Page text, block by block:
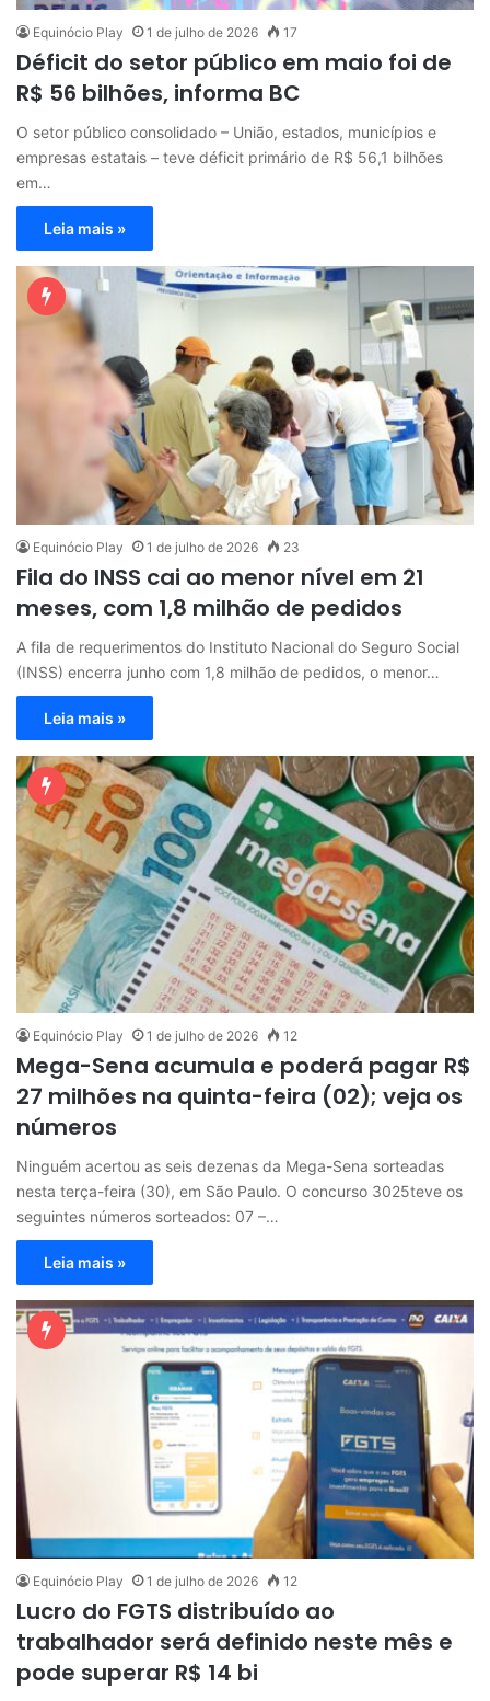
Equinócio Play 1 de julho de 2026 17
Déficit do setor público em maio foi de
R$ 56 bilhões, informa BC
O setor público consolidado – União, estados, municípios e
empresas estatais – teve déficit primário de R$ 56,1 bilhões
em…
Leia mais »
Equinócio Play 1 de julho de 2026 23
Fila do INSS cai ao menor nível em 21
meses, com 1,8 milhão de pedidos
A fila de requerimentos do Instituto Nacional do Seguro Social
(INSS) encerra junho com 1,8 milhão de pedidos, o menor…
Leia mais »
Equinócio Play 1 de julho de 2026 12
Mega-Sena acumula e poderá pagar R$
27 milhões na quinta-feira (02); veja os
números
Ninguém acertou as seis dezenas da Mega-Sena sorteadas
nesta terça-feira (30), em São Paulo. O concurso 3025teve os
seguintes números sorteados: 07 –…
Leia mais »
Equinócio Play 1 de julho de 2026 12
Lucro do FGTS distribuído ao
trabalhador será definido neste mês e
pode superar R$ 14 bi